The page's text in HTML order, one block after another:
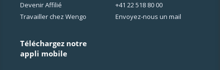
Devenir Affilié
Travailler chez Wengo
Téléchargez notre
appli mobile
+41 22 518 80 00
Envoyez-nous un mail